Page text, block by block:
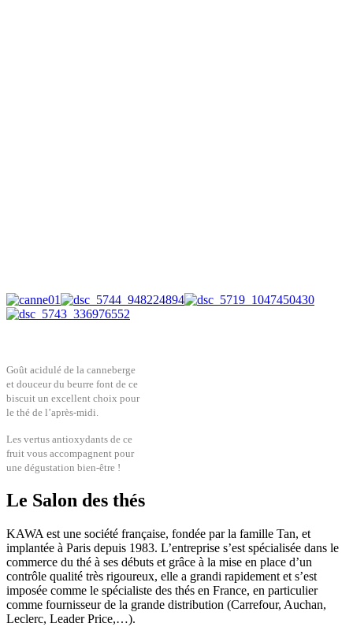
Goût acidulé de la canneberge
et douceur du beurre font de ce
biscuit un excellent choix pour
le thé de l’après-midi.
Les vertus antioxydants de ce
fruit vous accompagnent pour
une dégustation bien-être !
Le Salon des thés
KAWA est une société française, fondée par la famille Tan, et
implantée à Paris depuis 1983. L’entreprise s’est spécialisée dans le
commerce du thé à ses débuts et grâce à la mise en place d’un
contrôle qualité très rigoureux, elle a grandi rapidement et s’est
imposée comme le spécialiste des thés en France, en particulier
comme fournisseur de la grande distribution (Carrefour, Auchan,
Leclerc, Leader Price,…).